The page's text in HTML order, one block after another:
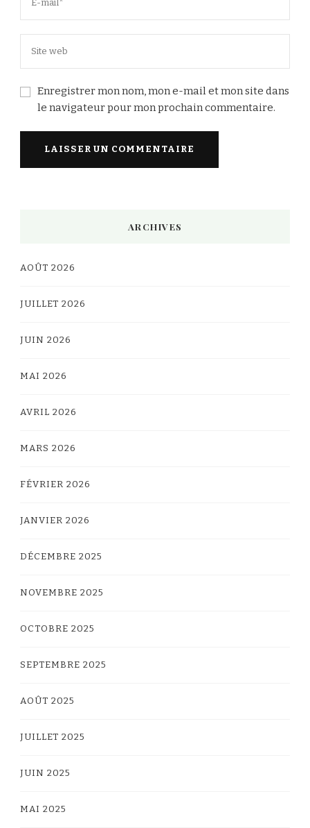
Enregistrer mon nom, mon e-mail et mon site dans
le navigateur pour mon prochain commentaire.
ARCHIVES
AOÛT 2026
JUILLET 2026
JUIN 2026
MAI 2026
AVRIL 2026
MARS 2026
FÉVRIER 2026
JANVIER 2026
DÉCEMBRE 2025
NOVEMBRE 2025
OCTOBRE 2025
SEPTEMBRE 2025
AOÛT 2025
JUILLET 2025
JUIN 2025
MAI 2025